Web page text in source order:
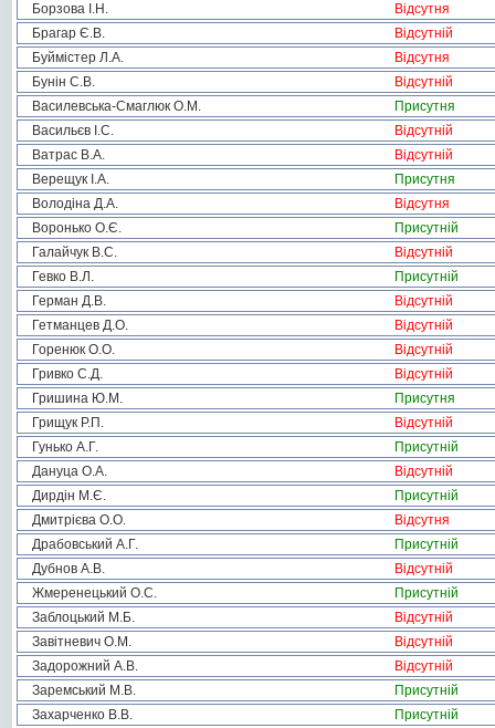
Борзова І.Н.
Відсутня
Брагар Є.В.
Відсутній
Буймістер Л.А.
Відсутня
Бунін С.В.
Відсутній
Василевська-Смаглюк О.М.
Присутня
Васильєв І.С.
Відсутній
Ватрас В.А.
Відсутній
Верещук І.А.
Присутня
Володіна Д.А.
Відсутня
Воронько О.Є.
Присутній
Галайчук В.С.
Відсутній
Гевко В.Л.
Присутній
Герман Д.В.
Відсутній
Гетманцев Д.О.
Відсутній
Горенюк О.О.
Відсутній
Гривко С.Д.
Відсутній
Гришина Ю.М.
Присутня
Грищук Р.П.
Відсутній
Гунько А.Г.
Присутній
Дануца О.А.
Відсутній
Дирдін М.Є.
Присутній
Дмитрієва О.О.
Відсутня
Драбовський А.Г.
Присутній
Дубнов А.В.
Відсутній
Жмеренецький О.С.
Присутній
Заблоцький М.Б.
Відсутній
Завітневич О.М.
Відсутній
Задорожний А.В.
Відсутній
Заремський М.В.
Присутній
Захарченко В.В.
Присутній